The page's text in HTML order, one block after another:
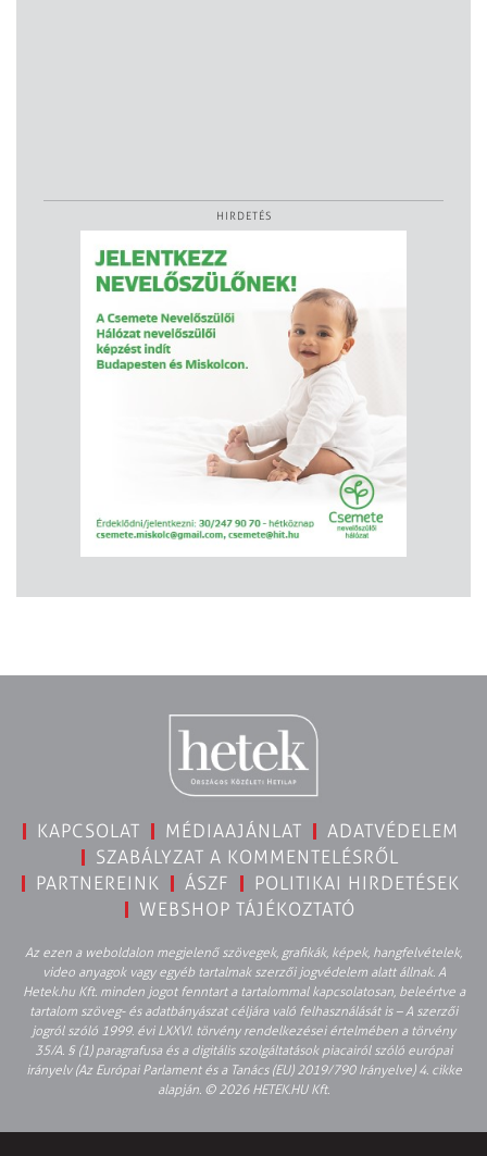
HIRDETÉS
KAPCSOLAT MÉDIAAJÁNLAT
ADATVÉDELEM
SZABÁLYZAT A KOMMENTELÉSRŐL
PARTNEREINK
ÁSZF
POLITIKAI HIRDETÉSEK
WEBSHOP TÁJÉKOZTATÓ
Az ezen a weboldalon megjelenő szövegek, grafikák, képek, hangfelvételek,
video anyagok vagy egyéb tartalmak szerzői jogvédelem alatt állnak. A
Hetek.hu Kft. minden jogot fenntart a tartalommal kapcsolatosan, beleértve a
tartalom szöveg- és adatbányászat céljára való felhasználását is – A szerzői
jogról szóló 1999. évi LXXVI. törvény rendelkezései értelmében a törvény
35/A. § (1) paragrafusa és a digitális szolgáltatások piacairól szóló európai
irányelv (Az Európai Parlament és a Tanács (EU) 2019/790 Irányelve) 4. cikke
alapján. © 2026 HETEK.HU Kft.